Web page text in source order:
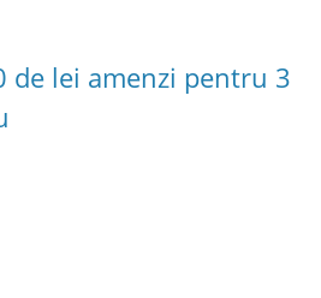
de lei amenzi pentru 3